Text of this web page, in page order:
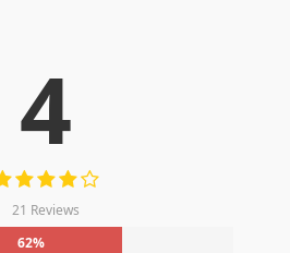
4
21 Reviews
62%